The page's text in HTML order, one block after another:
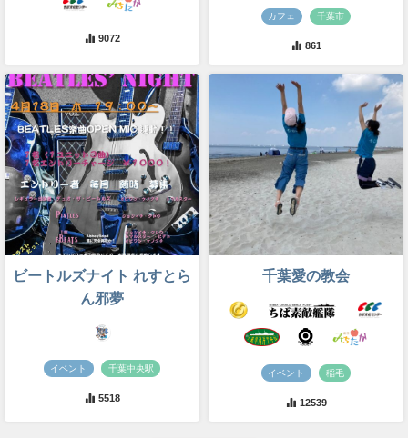
9072
カフェ 千葉市
861
ビートルズナイト れすとら
ん邪夢
イベント 千葉中央駅
5518
千葉愛の教会
イベント 稲毛
12539